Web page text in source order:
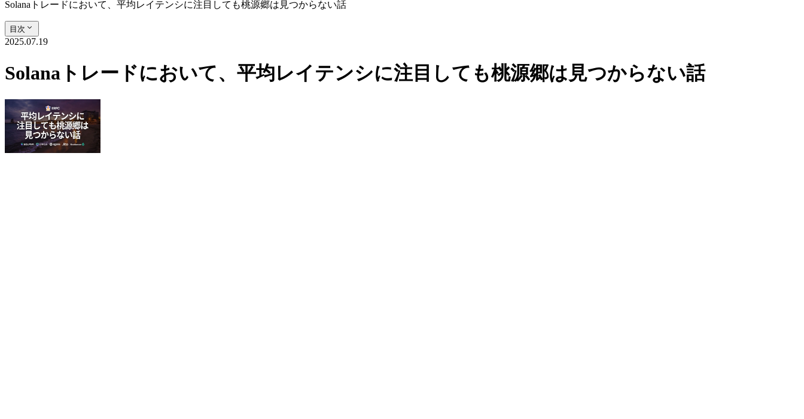
Solanaトレードにおいて、平均レイテンシに注目しても桃源郷は見つからない話
目次
2025.07.19
Solanaトレードにおいて、平均レイテンシに注目しても桃源郷は見つからない話